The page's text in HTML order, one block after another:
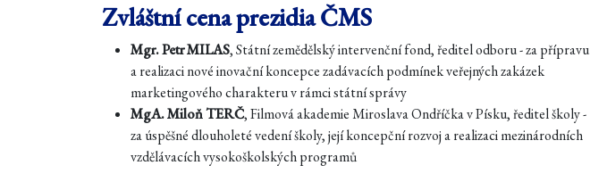
Zvláštní cena prezidia ČMS
Mgr. Petr MILAS, Státní zemědělský intervenční fond, ředitel odboru - za přípravu
a realizaci nové inovační koncepce zadávacích podmínek veřejných zakázek
marketingového charakteru v rámci státní správy
MgA. Miloň TERČ, Filmová akademie Miroslava Ondříčka v Písku, ředitel školy -
za úspěšné dlouholeté vedení školy, její koncepční rozvoj a realizaci mezinárodních
vzdělávacích vysokoškolských programů